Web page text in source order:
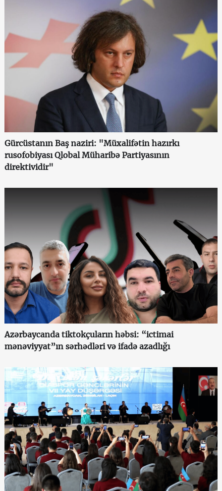
Gürcüstanın Baş naziri: "Müxalifətin hazırkı
rusofobiyası Qlobal Müharibə Partiyasının
direktividir"
Azərbaycanda tiktokçuların həbsi: “ictimai
mənəviyyat”ın sərhədləri və ifadə azadlığı